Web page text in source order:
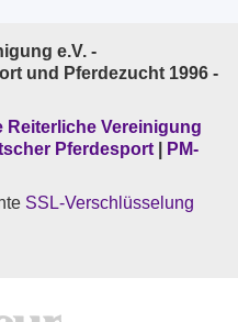
e.V. -
und Pferdezucht 1996 -
Reiterliche Vereinigung
Pferdesport
PM-
SSL-Verschlüsselung